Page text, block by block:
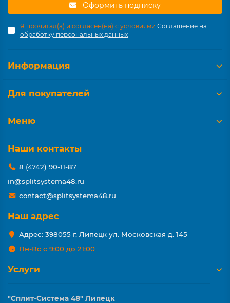
Оформить подписку
Я прочитал(а) и согласен(на) с условиями Соглашение на
обработку персональных данных
Информация
Для покупателей
Меню
Наши контакты
8 (4742) 90-11-87
in@splitsystema48.ru
contact@splitsystema48.ru
Наш адрес
Адрес: 398055 г. Липецк ул. Московская д. 145
Пн-Вс с 9:00 до 21:00
Услуги
"Сплит-Система 48" Липецк